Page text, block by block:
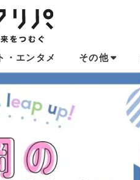
・エンタメ その他
これからのお金
福岡あるある
連載
不動産コラム